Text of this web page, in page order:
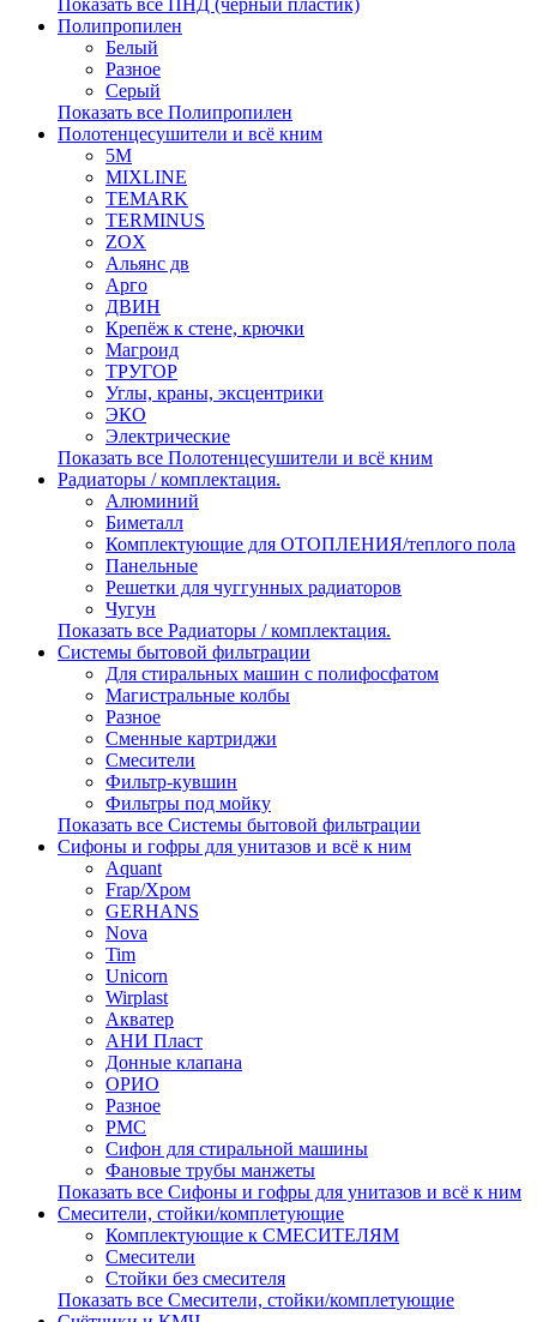
Показать все ПНД (черный пластик)
Полипропилен
Белый
Разное
Серый
Показать все Полипропилен
Полотенцесушители и всё кним
5М
MIXLINE
TEMARK
TERMINUS
ZOX
Альянс дв
Арго
ДВИН
Крепёж к стене, крючки
Магроид
ТРУГОР
Углы, краны, эксцентрики
ЭКО
Электрические
Показать все Полотенцесушители и всё кним
Радиаторы / комплектация.
Алюминий
Биметалл
Комплектующие для ОТОПЛЕНИЯ/теплого пола
Панельные
Решетки для чуггунных радиаторов
Чугун
Показать все Радиаторы / комплектация.
Системы бытовой фильтрации
Для стиральных машин с полифосфатом
Магистральные колбы
Разное
Сменные картриджи
Смесители
Фильтр-кувшин
Фильтры под мойку
Показать все Системы бытовой фильтрации
Сифоны и гофры для унитазов и всё к ним
Aquant
Frap/Хром
GERHANS
Nova
Tim
Unicorn
Wirplast
Акватер
АНИ Пласт
Донные клапана
ОРИО
Разное
РМС
Сифон для стиральной машины
Фановые трубы манжеты
Показать все Сифоны и гофры для унитазов и всё к ним
Смесители, стойки/комплетующие
Комплектующие к СМЕСИТЕЛЯМ
Смесители
Стойки без смесителя
Показать все Смесители, стойки/комплетующие